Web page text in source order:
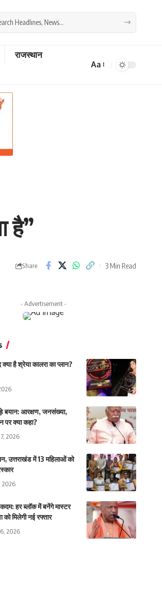
राजस्थान
Font
Aa
है”
Share 3 Min Read
- Advertisement -
है श्रेया कालरा का प्लान?
बयान: आरक्षण, जनसंख्या,
पर क्या कहा?
2026
उत्तराखंड में 13 महिलाओं को
2026
हर ब्लॉक में बनेंगे मास्टर
को मिलेगी नई रफ्तार
2026